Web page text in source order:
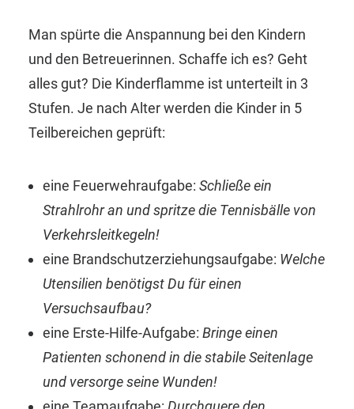
Man spürte die Anspannung bei den Kindern
und den Betreuerinnen. Schaffe ich es? Geht
alles gut? Die Kinderflamme ist unterteilt in 3
Stufen. Je nach Alter werden die Kinder in 5
Teilbereichen geprüft:
eine Feuerwehraufgabe: Schließe ein
Strahlrohr an und spritze die Tennisbälle von
Verkehrsleitkegeln!
eine Brandschutzerziehungsaufgabe: Welche
Utensilien benötigst Du für einen
Versuchsaufbau?
eine Erste-Hilfe-Aufgabe: Bringe einen
Patienten schonend in die stabile Seitenlage
und versorge seine Wunden!